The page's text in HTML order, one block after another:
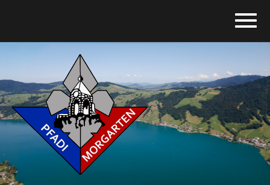
Blog
Über uns
Stufen